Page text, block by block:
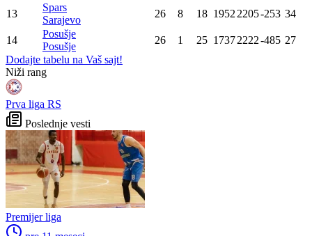
13
Spars
Sarajevo
26 8 18 1952 2205-253 34
14
Posušje
Posušje
26 1 25 17372222-485 27
Dodajte tabelu na Vaš sajt!
WEB PREPORUKE
Faris Dževahirić novi
nogometaš Veleža
UEFA pokreće istragu: Je li
Infantino namjeravao prodati
prava na Svjetsko prvenstvo
ispod cijene?